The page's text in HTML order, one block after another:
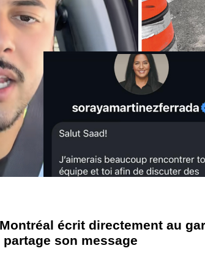
écrit directement au
son message